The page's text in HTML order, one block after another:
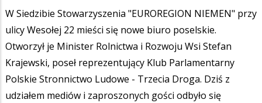
W Siedzibie Stowarzyszenia "EUROREGION NIEMEN" przy
ulicy Wesołej 22 mieści się nowe biuro poselskie.
Otworzył je Minister Rolnictwa i Rozwoju Wsi Stefan
Krajewski, poseł reprezentujący Klub Parlamentarny
Polskie Stronnictwo Ludowe - Trzecia Droga. Dziś z
udziałem mediów i zaproszonych gości odbyło się